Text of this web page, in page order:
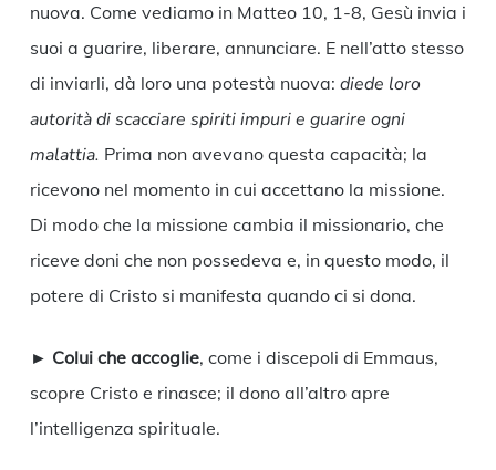
nuova. Come vediamo in Matteo 10, 1-8, Gesù invia i
suoi a guarire, liberare, annunciare. E nell’atto stesso
di inviarli, dà loro una potestà nuova: diede loro
autorità di scacciare spiriti impuri e guarire ogni
malattia. Prima non avevano questa capacità; la
ricevono nel momento in cui accettano la missione.
Di modo che la missione cambia il missionario, che
riceve doni che non possedeva e, in questo modo, il
potere di Cristo si manifesta quando ci si dona.
► Colui che accoglie, come i discepoli di Emmaus,
scopre Cristo e rinasce; il dono all’altro apre
l’intelligenza spirituale.